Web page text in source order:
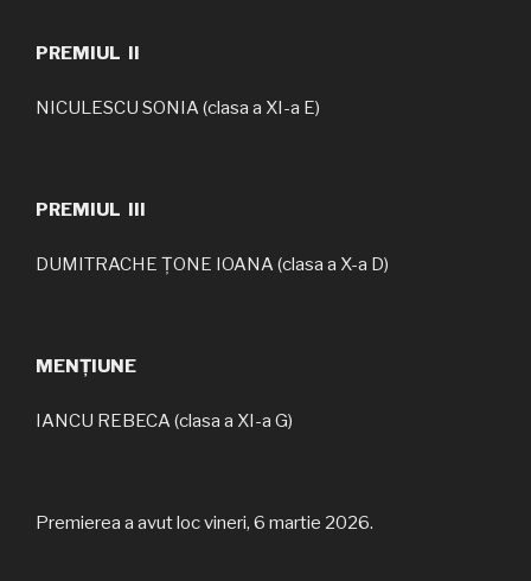
PREMIUL II
NICULESCU SONIA (clasa a XI-a E)
PREMIUL III
DUMITRACHE ȚONE IOANA (clasa a X-a D)
MENȚIUNE
IANCU REBECA (clasa a XI-a G)
Premierea a avut loc vineri, 6 martie 2026.